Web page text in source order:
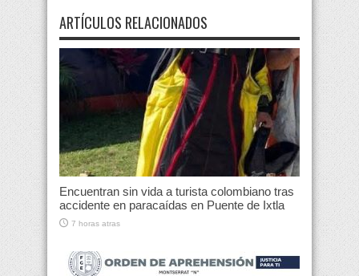
ARTÍCULOS RELACIONADOS
Encuentran sin vida a turista colombiano tras
accidente en paracaídas en Puente de Ixtla
7 horas atras